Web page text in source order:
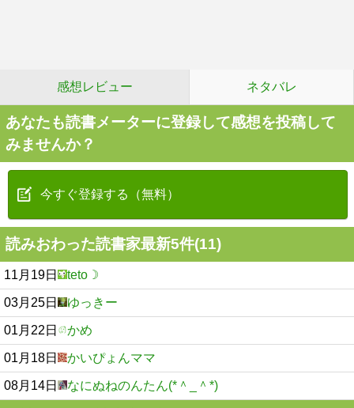
感想レビュー ネタバレ
あなたも読書メーターに登録して感想を投稿して
みませんか？
今すぐ登録する（無料）
読みおわった読書家最新5件(11)
11月19日 teto☽
03月25日 ゆっきー
01月22日 かめ
01月18日 かいぴょんママ
08月14日 なにぬねのんたん(*＾_＾*)